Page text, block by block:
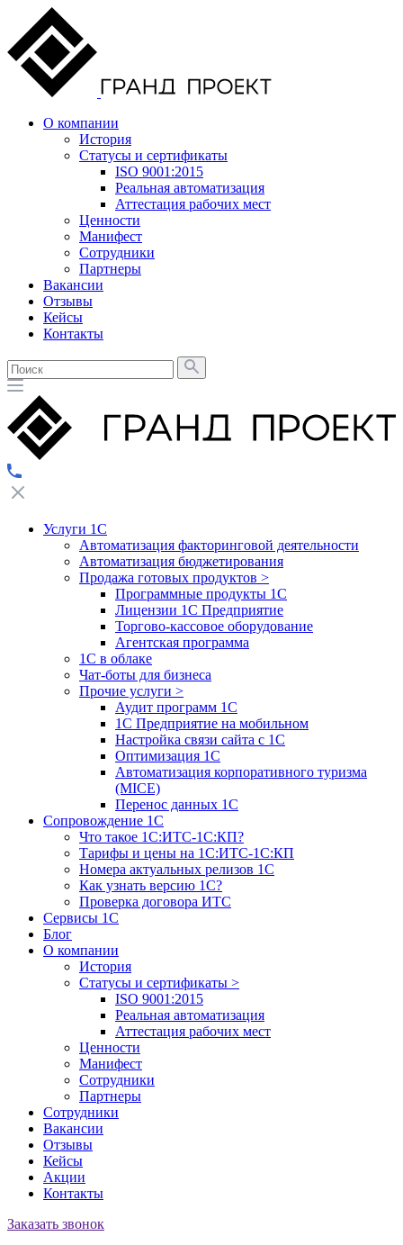
О компании
История
Статусы и сертификаты
ISO 9001:2015
Реальная автоматизация
Аттестация рабочих мест
Ценности
Манифест
Сотрудники
Партнеры
Вакансии
Отзывы
Кейсы
Контакты
Услуги 1С
Автоматизация факторинговой деятельности
Автоматизация бюджетирования
Продажа готовых продуктов >
Программные продукты 1С
Лицензии 1С Предприятие
Торгово-кассовое оборудование
Агентская программа
1С в облаке
Чат-боты для бизнеса
Прочие услуги >
Аудит программ 1С
1С Предприятие на мобильном
Настройка связи сайта с 1С
Оптимизация 1С
Автоматизация корпоративного туризма
(MICE)
Перенос данных 1С
Сопровождение 1С
Что такое 1С:ИТС-1С:КП?
Тарифы и цены на 1С:ИТС-1С:КП
Номера актуальных релизов 1С
Как узнать версию 1С?
Проверка договора ИТС
Сервисы 1С
Блог
О компании
История
Статусы и сертификаты >
ISO 9001:2015
Реальная автоматизация
Аттестация рабочих мест
Ценности
Манифест
Сотрудники
Партнеры
Сотрудники
Вакансии
Отзывы
Кейсы
Акции
Контакты
Заказать звонок